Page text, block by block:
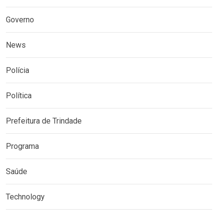
Governo
News
Polícia
Política
Prefeitura de Trindade
Programa
Saúde
Technology